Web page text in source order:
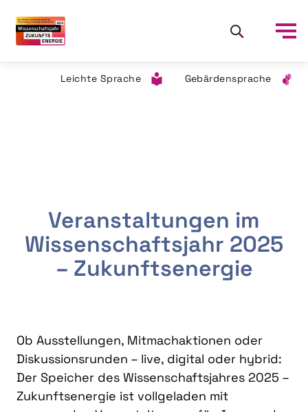
Leichte Sprache Gebärdensprache
Veranstaltungen im
Wissenschaftsjahr 2025
– Zukunftsenergie
Ob Ausstellungen, Mitmachaktionen oder
Diskussionsrunden – live, digital oder hybrid:
Der Speicher des Wissenschaftsjahres 2025 –
Zukunftsenergie ist vollgeladen mit